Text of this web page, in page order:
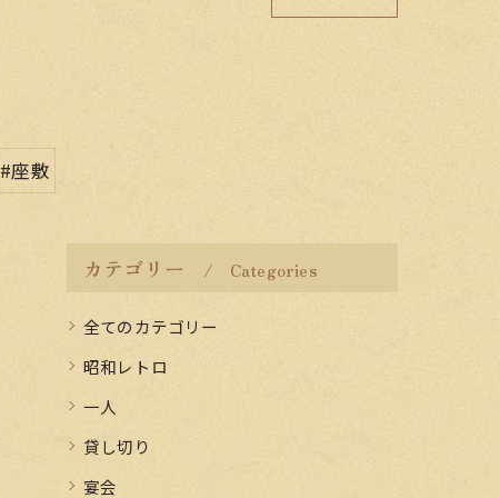
#座敷
カテゴリー Categories
全てのカテゴリー
昭和レトロ
一人
貸し切り
宴会